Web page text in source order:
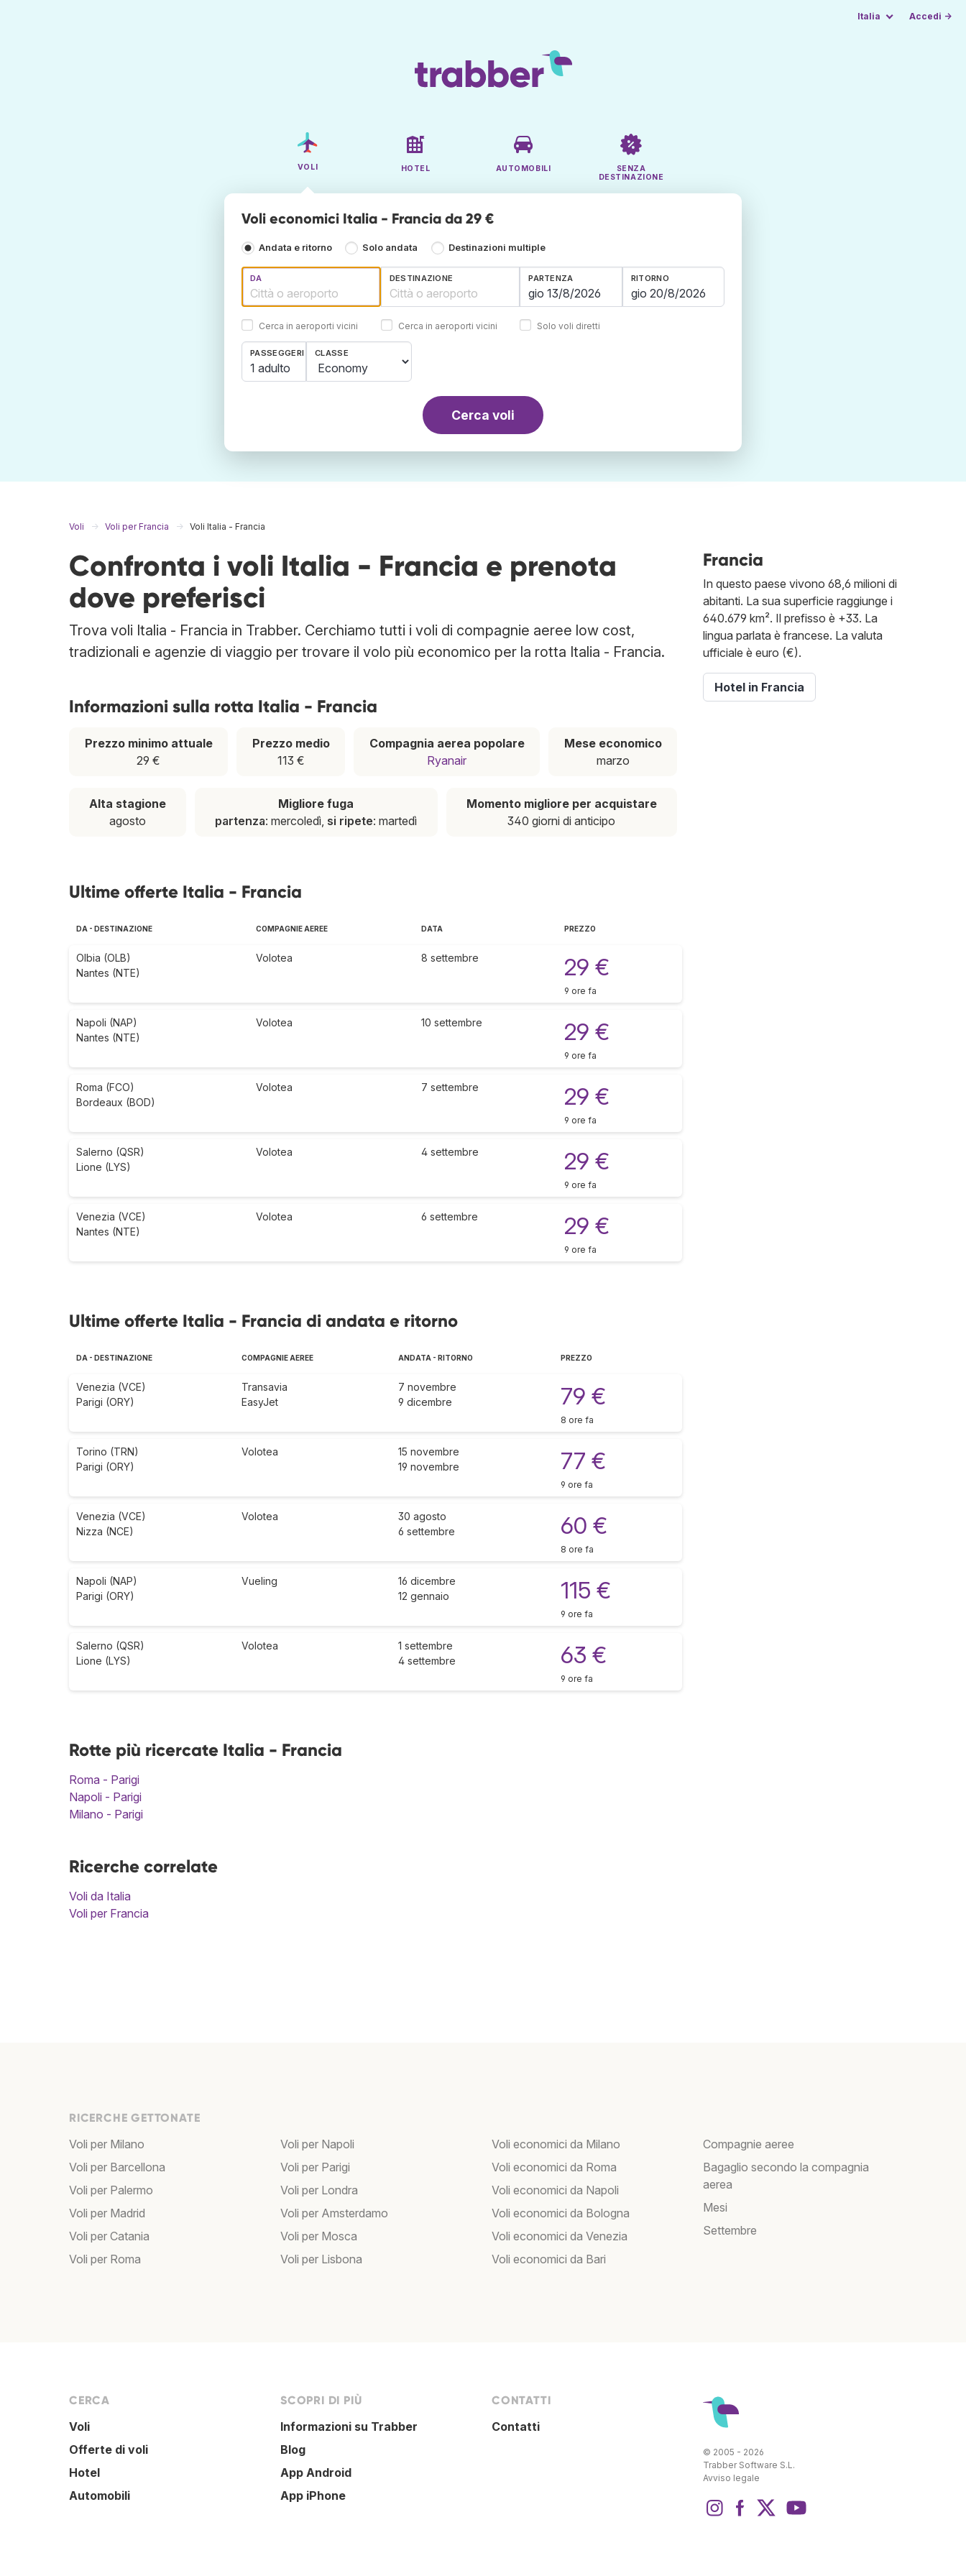
Italia Accedi →
VOLI HOTEL AUTOMOBILI
SENZA
DESTINAZIONE
Voli economici Italia - Francia da 29 €
Andata e ritorno Solo andata Destinazioni multiple
DA
Cerca in aeroporti vicini
DESTINAZIONE
Cerca in aeroporti vicini
PARTENZA RITORNO
Solo voli diretti
PASSEGGERI
1 adulto
CLASSE
Cerca voli
Voli Voli per Francia Voli Italia - Francia
Confronta i voli Italia - Francia e prenota
dove preferisci
Trova voli Italia - Francia in Trabber. Cerchiamo tutti i voli di compagnie aeree low cost,
tradizionali e agenzie di viaggio per trovare il volo più economico per la rotta Italia - Francia.
Informazioni sulla rotta Italia - Francia
Prezzo minimo attuale
29 €
Prezzo medio
113 €
Compagnia aerea popolare
Ryanair
Mese economico
marzo
Alta stagione
agosto
Migliore fuga
partenza: mercoledì, si ripete: martedì
Momento migliore per acquistare
340 giorni di anticipo
Ultime offerte Italia - Francia
DA - DESTINAZIONE COMPAGNIE AEREE DATA PREZZO
Olbia (OLB)
Nantes (NTE)
Volotea 8 settembre 29 €
9 ore fa
Napoli (NAP)
Nantes (NTE)
Volotea 10 settembre 29 €
9 ore fa
Roma (FCO)
Bordeaux (BOD)
Volotea 7 settembre 29 €
9 ore fa
Salerno (QSR)
Lione (LYS)
Volotea 4 settembre 29 €
9 ore fa
Venezia (VCE)
Nantes (NTE)
Volotea 6 settembre 29 €
9 ore fa
Ultime offerte Italia - Francia di andata e ritorno
DA - DESTINAZIONE COMPAGNIE AEREE ANDATA - RITORNO PREZZO
Venezia (VCE)
Parigi (ORY)
Transavia
EasyJet
7 novembre
9 dicembre
79 €
8 ore fa
Torino (TRN)
Parigi (ORY)
Volotea
15 novembre
19 novembre
77 €
9 ore fa
Venezia (VCE)
Nizza (NCE)
Volotea
30 agosto
6 settembre
60 €
8 ore fa
Napoli (NAP)
Parigi (ORY)
Vueling
16 dicembre
12 gennaio
115 €
9 ore fa
Salerno (QSR)
Lione (LYS)
Volotea
1 settembre
4 settembre
63 €
9 ore fa
Rotte più ricercate Italia - Francia
Roma - Parigi
Napoli - Parigi
Milano - Parigi
Ricerche correlate
Voli da Italia
Voli per Francia
Francia
In questo paese vivono 68,6 milioni di
abitanti. La sua superficie raggiunge i
640.679 km². Il prefisso è +33. La
lingua parlata è francese. La valuta
ufficiale è euro (€).
Hotel in Francia
RICERCHE GETTONATE
Voli per Milano
Voli per Barcellona
Voli per Palermo
Voli per Madrid
Voli per Catania
Voli per Roma
Voli per Napoli
Voli per Parigi
Voli per Londra
Voli per Amsterdamo
Voli per Mosca
Voli per Lisbona
Voli economici da Milano
Voli economici da Roma
Voli economici da Napoli
Voli economici da Bologna
Voli economici da Venezia
Voli economici da Bari
Compagnie aeree
Bagaglio secondo la compagnia
aerea
Mesi
Settembre
CERCA
Voli
Offerte di voli
Hotel
Automobili
SCOPRI DI PIÙ
Informazioni su Trabber
Blog
App Android
App iPhone
CONTATTI
Contatti
© 2005 - 2026
Trabber Software S.L.
Avviso legale